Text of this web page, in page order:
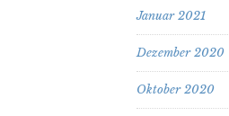
Januar 2021
Dezember 2020
Oktober 2020